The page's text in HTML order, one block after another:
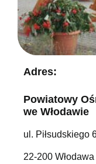
Adres:
Powiatowy
we Włodawie
ul. Piłsudskiego
22-200 Włodawa